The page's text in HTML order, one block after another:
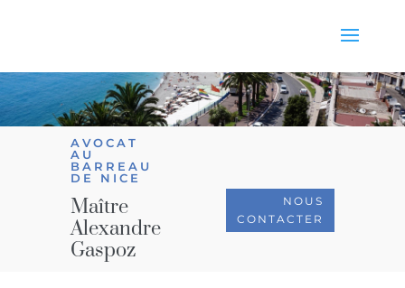
AVOCAT
AU
BARREAU
DE NICE
Maître
Alexandre
Gaspoz
NOUS
CONTACTER